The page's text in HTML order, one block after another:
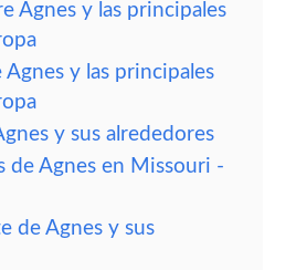
Agnes y las principales
Agnes y las principales
y sus alrededores
de Agnes en Missouri -
de Agnes y sus